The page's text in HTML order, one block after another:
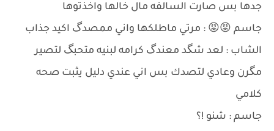
جدها بس صارت السالفه مال خالها واخذتوها
جاسم 😡😡 : مرتي ماطلكها واني ممصدگ اكيد جذاب
الشاب : لعد شگد معندگ كرامه لبنيه متحبگ لتصير
مگرن وعادي لتصدك بس اني عندي دليل يثبت صحه
كلامي
جاسم : شنو !؟